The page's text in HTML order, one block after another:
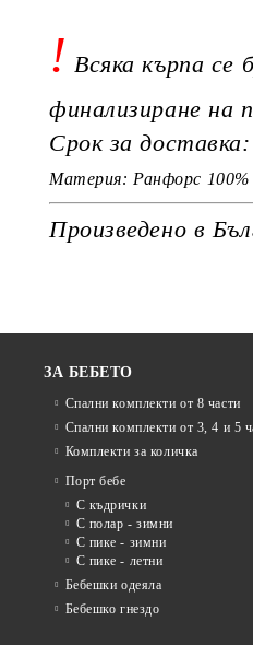
! Всяка кърпа
финализиране на
Срок за
Материя: Ранфорс 100%
Произведено в
ЗА БЕБЕТО
Спални комплекти от 8 части
Спални комплекти от 3, 4 и 5
Комплекти за количка
Порт бебе
С къдрички
С полар - зимни
С пике - зимни
С пике - летни
Бебешки одеяла
Бебешко гнездо